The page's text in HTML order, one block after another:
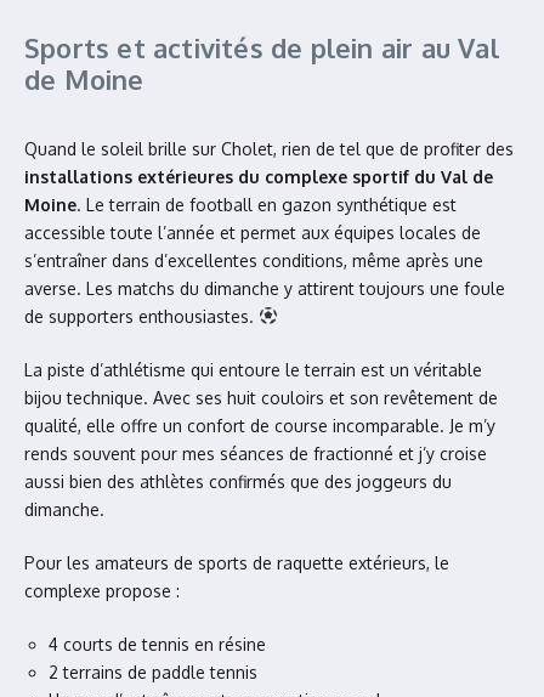
Sports et activités de plein air au Val
de Moine
Quand le soleil brille sur Cholet, rien de tel que de profiter des
installations extérieures du complexe sportif du Val de
Moine. Le terrain de football en gazon synthétique est
accessible toute l’année et permet aux équipes locales de
s’entraîner dans d’excellentes conditions, même après une
averse. Les matchs du dimanche y attirent toujours une foule
de supporters enthousiastes.
La piste d’athlétisme qui entoure le terrain est un véritable
bijou technique. Avec ses huit couloirs et son revêtement de
qualité, elle offre un confort de course incomparable. Je m’y
rends souvent pour mes séances de fractionné et j’y croise
aussi bien des athlètes confirmés que des joggeurs du
dimanche.
Pour les amateurs de sports de raquette extérieurs, le
complexe propose :
4 courts de tennis en résine
2 terrains de paddle tennis